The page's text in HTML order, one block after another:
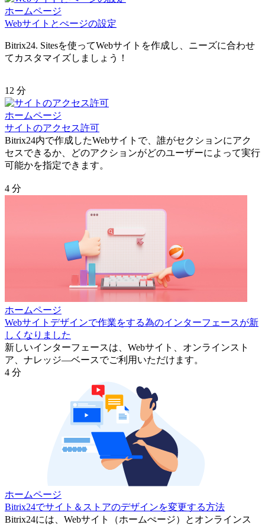
ホームページ
Webサイトとぺージの設定
Bitrix24. Sitesを使ってWebサイトを作成し、ニーズに合わせ
てカスタマイズしましょう！
12 分
ホームページ
サイトのアクセス許可
Bitrix24内で作成したWebサイトで、誰がセクションにアク
セスできるか、どのアクションがどのユーザーによって実行
可能かを指定できます。
4 分
ホームページ
Webサイトデザインで作業をする為のインターフェースが新
しくなりました
新しいインターフェースは、Webサイト、オンラインスト
ア、ナレッジ―ベースでご利用いただけます。
4 分
ホームページ
Bitrix24でサイト＆ストアのデザインを変更する方法
Bitrix24には、Webサイト（ホームぺージ）とオンラインス